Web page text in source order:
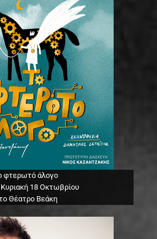
φτερωτό άλογο
18 Οκτωβρίου
Θέατρο Βεάκη